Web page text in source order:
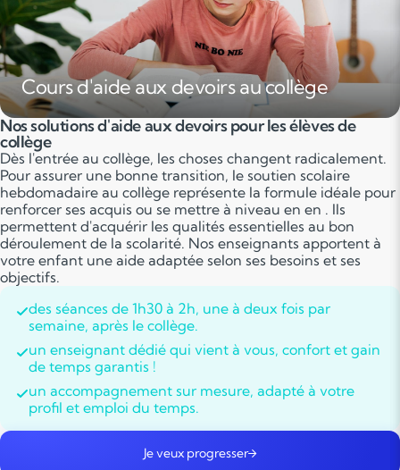
Cours d'aide aux devoirs au collège
Nos solutions d'aide aux devoirs pour les élèves de
collège
Dès l'entrée au collège, les choses changent radicalement.
Pour assurer une bonne transition, le soutien scolaire
hebdomadaire au collège représente la formule idéale pour
renforcer ses acquis ou se mettre à niveau en en . Ils
permettent d'acquérir les qualités essentielles au bon
déroulement de la scolarité. Nos enseignants apportent à
votre enfant une aide adaptée selon ses besoins et ses
objectifs.
des séances de 1h30 à 2h, une à deux fois par
semaine, après le collège.
un enseignant dédié qui vient à vous, confort et gain
de temps garantis !
un accompagnement sur mesure, adapté à votre
profil et emploi du temps.
Je veux progresser